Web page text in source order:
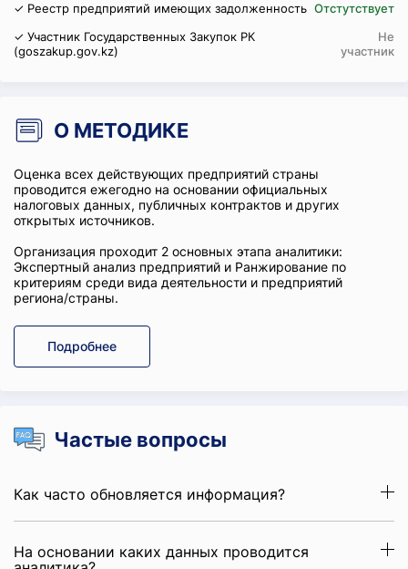
✓ Реестр предприятий имеющих задолженность Отстутствует
✓ Участник Государственных Закупок РК
(goszakup.gov.kz)
Не
участник
О МЕТОДИКЕ
Оценка всех действующих предприятий страны
проводится ежегодно на основании официальных
налоговых данных, публичных контрактов и других
открытых источников.
Организация проходит 2 основных этапа аналитики:
Экспертный анализ предприятий и Ранжирование по
критериям среди вида деятельности и предприятий
региона/страны.
Подробнее
Частые вопросы
Как часто обновляется информация?
На основании каких данных проводится